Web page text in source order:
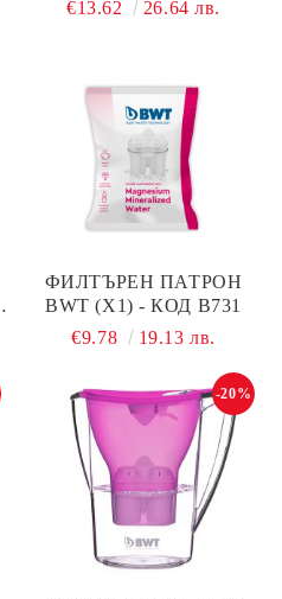
€13.62 26.64 лв.
ФИЛТЪРЕН ПАТРОН
BWT (X1) - КОД В731
€9.78
19.13 лв.
-20%